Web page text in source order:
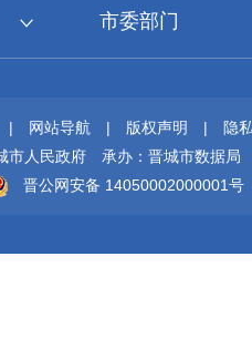
市委部门
| 网站导航 | 版权声明 |
隐
市人民政府
承办：晋城市数据局
晋公网安备 14050002000001号